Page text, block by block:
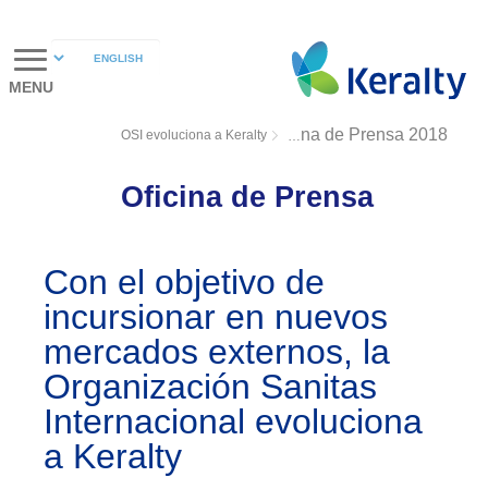
MENU
Oficina de Prensa 2018
OSI evoluciona a Keralty
Oficina de Prensa
Con el objetivo de
incursionar en nuevos
mercados externos, la
Organización Sanitas
Internacional evoluciona
a Keralty